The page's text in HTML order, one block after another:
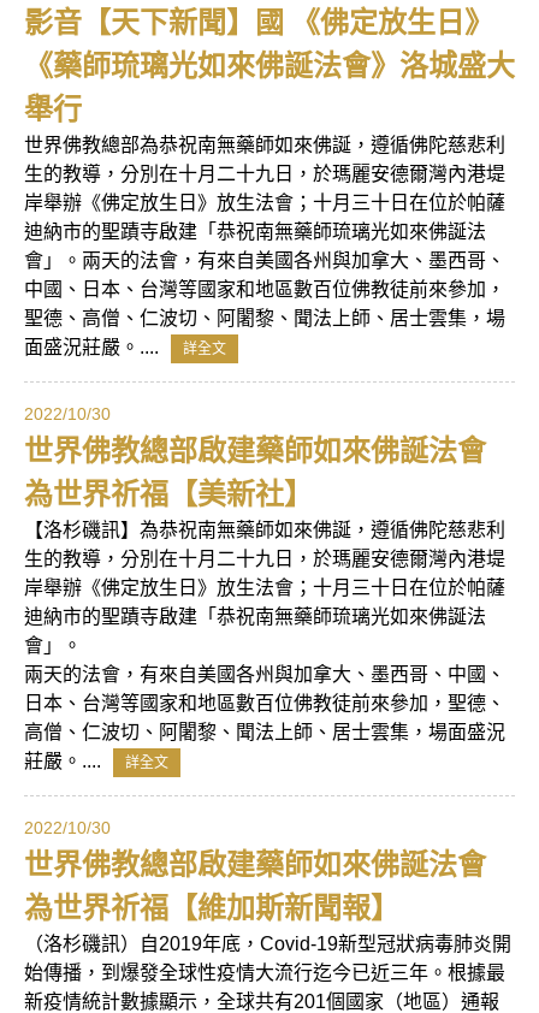
影音【天下新聞】國 《佛定放生日》
《藥師琉璃光如來佛誕法會》洛城盛大
舉行
世界佛教總部為恭祝南無藥師如來佛誕，遵循佛陀慈悲利
生的教導，分別在十月二十九日，於瑪麗安德爾灣內港堤
岸舉辦《佛定放生日》放生法會；十月三十日在位於帕薩
迪納市的聖蹟寺啟建「恭祝南無藥師琉璃光如來佛誕法
會」。兩天的法會，有來自美國各州與加拿大、墨西哥、
中國、日本、台灣等國家和地區數百位佛教徒前來參加，
聖德、高僧、仁波切、阿闍黎、聞法上師、居士雲集，場
面盛況莊嚴。....
詳全文
2022/10/30
世界佛教總部啟建藥師如來佛誕法會
為世界祈福【美新社】
【洛杉磯訊】為恭祝南無藥師如來佛誕，遵循佛陀慈悲利
生的教導，分別在十月二十九日，於瑪麗安德爾灣內港堤
岸舉辦《佛定放生日》放生法會；十月三十日在位於帕薩
迪納市的聖蹟寺啟建「恭祝南無藥師琉璃光如來佛誕法
會」。
兩天的法會，有來自美國各州與加拿大、墨西哥、中國、
日本、台灣等國家和地區數百位佛教徒前來參加，聖德、
高僧、仁波切、阿闍黎、聞法上師、居士雲集，場面盛況
莊嚴。....
詳全文
2022/10/30
世界佛教總部啟建藥師如來佛誕法會
為世界祈福【維加斯新聞報】
（洛杉磯訊）自2019年底，Covid-19新型冠狀病毒肺炎開
始傳播，到爆發全球性疫情大流行迄今已近三年。根據最
新疫情統計數據顯示，全球共有201個國家（地區）通報